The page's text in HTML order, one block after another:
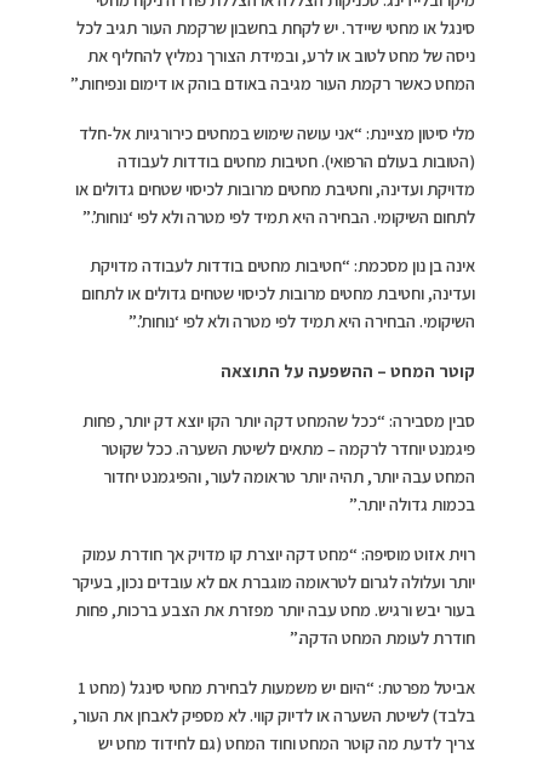
סינגל או מחטי שיידר. יש לקחת בחשבון שרקמת העור תגיב לכל
ניסה של מחט לטוב או לרע, ובמידת הצורך נמליץ להחליף את
המחט כאשר רקמת העור מגיבה באודם בוהק או דימום ונפיחות.”
מלי סיטון מציינת: “אני עושה שימוש במחטים כירורגיות אל-חלד
(הטובות בעולם הרפואי). חטיבות מחטים בודדות לעבודה
מדויקת ועדינה, וחטיבת מחטים מרובות לכיסוי שטחים גדולים או
לתחום השיקומי. הבחירה היא תמיד לפי מטרה ולא לפי ‘נוחות’.”
אינה בן נון מסכמת: “חטיבות מחטים בודדות לעבודה מדויקת
ועדינה, וחטיבת מחטים מרובות לכיסוי שטחים גדולים או לתחום
השיקומי. הבחירה היא תמיד לפי מטרה ולא לפי ‘נוחות’.”
קוטר המחט – ההשפעה על התוצאה
סבין מסבירה: “ככל שהמחט דקה יותר הקו יוצא דק יותר, פחות
פיגמנט יוחדר לרקמה – מתאים לשיטת השערה. ככל שקוטר
המחט עבה יותר, תהיה יותר טראומה לעור, והפיגמנט יחדור
בכמות גדולה יותר.”
רוית אזוט מוסיפה: “מחט דקה יוצרת קו מדויק אך חודרת עמוק
יותר ועלולה לגרום לטראומה מוגברת אם לא עובדים נכון, בעיקר
בעור יבש ורגיש. מחט עבה יותר מפזרת את הצבע ברכות, פחות
חודרת לעומת המחט הדקה.”
אביטל מפרטת: “היום יש משמעות לבחירת מחטי סינגל (מחט 1
בלבד) לשיטת השערה או לדיוק קווי. לא מספיק לאבחן את העור,
צריך לדעת מה קוטר המחט וחוד המחט (גם לחידוד מחט יש